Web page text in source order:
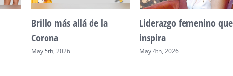
Brillo más allá de la
Corona
May 5th, 2026
Liderazgo femenino que
inspira
May 4th, 2026